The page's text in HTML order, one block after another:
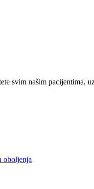
svim našim pacijentima,
oboljenja